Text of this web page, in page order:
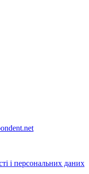
і персональних даних